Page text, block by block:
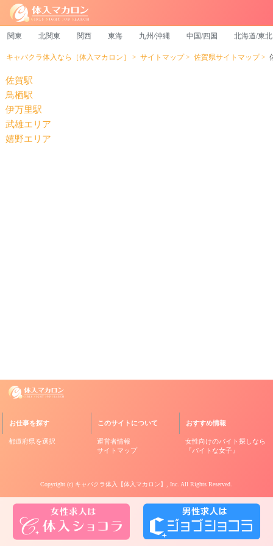
関東 北関東 関西 東海 九州/沖縄 中国/四国 北海道/東北
キャバクラ体入なら［体入マカロン］ サイトマップ 佐賀県サイトマップ
佐賀駅
鳥栖駅
伊万里駅
武雄エリア
嬉野エリア
お仕事を探す
都道府県を選択
このサイトについて
運営者情報
サイトマップ
おすすめ情報
女性向けのバイト探しなら
『バイトな女子』
Copyright (c) キャバクラ体入【体入マカロン】 , Inc. All Rights Reserved.